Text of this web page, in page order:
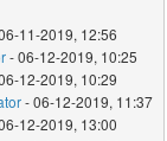
11-2019, 12:56
- 06-12-2019, 10:25
12-2019, 10:29
- 06-12-2019, 11:37
12-2019, 13:00